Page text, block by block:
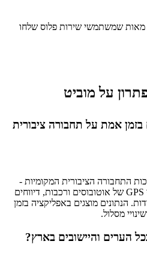
מאות שמשתמשי שירות פלוס שלחו
על מוביט
בזמן אמת על תחבורה ציבורית
התחבורה הציבורית המקומיות -
לוחות זמנים רשמיים, נתוני GPS של אוטובוסים ורכבות, דיווחים
הנתונים מוצגים באפליקציה בזמן
מסלול.
הערים והיישובים בארץ?